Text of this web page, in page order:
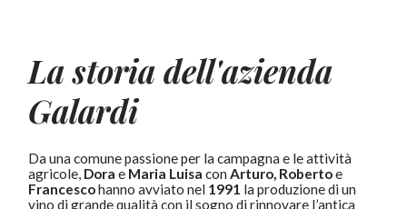
La storia dell'azienda
Galardi
Da una comune passione per la campagna e le attività
agricole, Dora e Maria Luisa conArturo, Robertoe
Francescohanno avviato nel 1991 la produzione di un
vino di grande qualità con il sogno di rinnovare l’antica